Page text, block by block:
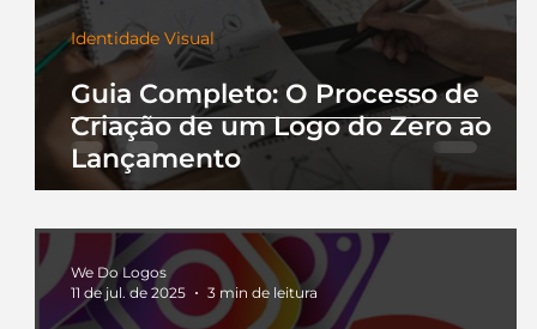
Guia Completo: O Processo de
Criação de um Logo do Zero ao
Lançamento
Identidade Visual
We Do Logos
11 de jul. de 2025
3 min de leitura